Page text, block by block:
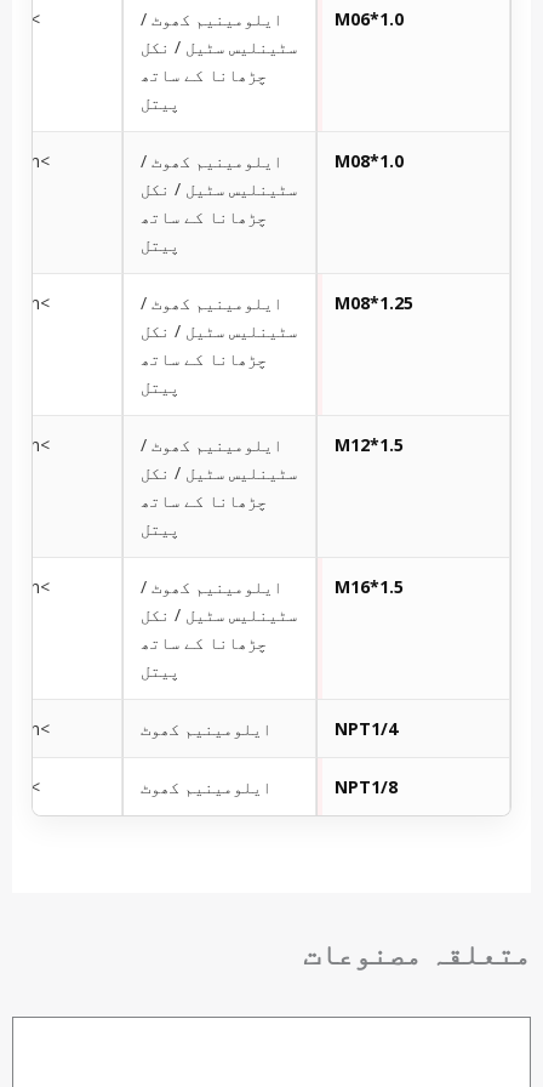
M06*1.0
ایلومینیم کھوٹ /
سٹینلیس سٹیل / نکل
چڑھانا کے ساتھ
پیتل
>800ml/min
M08*1.0
ایلومینیم کھوٹ /
سٹینلیس سٹیل / نکل
چڑھانا کے ساتھ
پیتل
>1000ml/min
M08*1.25
ایلومینیم کھوٹ /
سٹینلیس سٹیل / نکل
چڑھانا کے ساتھ
پیتل
>1200ml/min
M12*1.5
ایلومینیم کھوٹ /
سٹینلیس سٹیل / نکل
چڑھانا کے ساتھ
پیتل
>2000ml/min
M16*1.5
ایلومینیم کھوٹ /
سٹینلیس سٹیل / نکل
چڑھانا کے ساتھ
پیتل
>3800ml/min
NPT1/4 ایلومینیم کھوٹ >2150ml/min
NPT1/8 ایلومینیم کھوٹ >700ml/min
متعلقہ مصنوعات